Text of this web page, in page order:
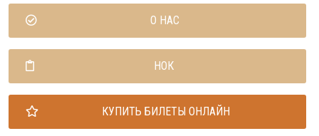
О НАС
НОК
КУПИТЬ БИЛЕТЫ ОНЛАЙН